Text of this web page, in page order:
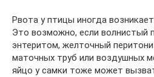
Рвота у птицы иногда
Это возможно, если волнистый
энтеритом, желточный
маточных труб или воздушных
яйцо у самки тоже может